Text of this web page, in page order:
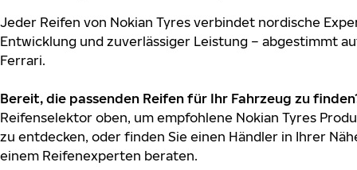
Jeder Reifen von Nokian Tyres verbindet nordische
Entwicklung und zuverlässiger Leistung – abgestimmt
Ferrari.
Bereit, die passenden Reifen für Ihr Fahrzeug zu
Reifenselektor oben, um empfohlene Nokian Tyres
zu entdecken, oder finden Sie einen Händler in Ihrer
einem Reifenexperten beraten.